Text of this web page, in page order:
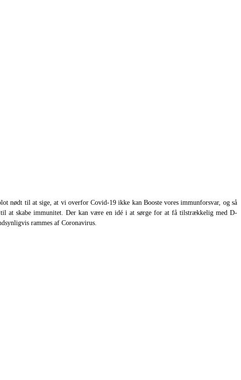
nødt til at sige, at vi overfor Covid-19 ikke kan Booste vores immunforsvar, og så
at skabe immunitet. Der kan være en idé i at sørge for at få tilstrækkelig med D-
rammes af Coronavirus.